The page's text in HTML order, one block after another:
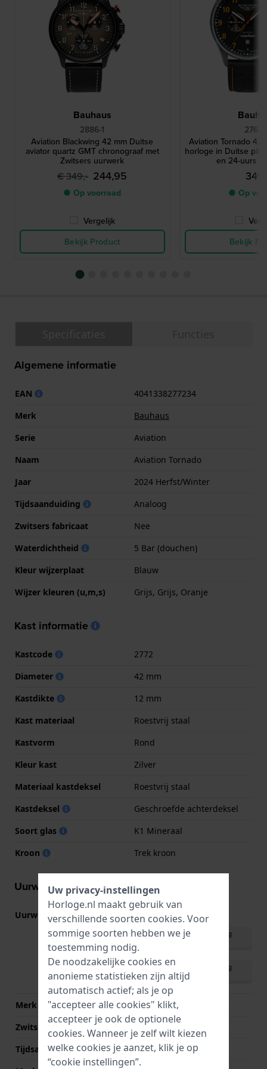
Bauhaus
2886-1
Aviation Blackwing 42 mm Duitse
aviator quartz GMT chronograaf met
Zwitsers uurwerk
€ 349,- 244,95
● Op voorraad
Vergelijk
Bekijk Product
Aviation Tornado 42
horloge in Duitse
en 24-uurs
● Op
Bekijk
Algemene informatie
EAN
4041338277234
Merk
Bauhaus
Serie
Aviation
Naam
Aviation Tornado
Jaar
2024 Herfst/Winter
Tijdsaanduiding
Analoog
Zwitsers fabricaat
Nee
Waterdichtheid
5 Bar (douchen)
Kleur wijzerplaat
Blauw
Wijzer kleuren (u,m,s)
Grijs, Grijs, Oranje
Kast informatie
Kastcode
2772
Diameter
42 mm
Kastdikte
12 mm
Kast materiaal
Roestvrij staal
Kastvorm
Rond
Kleur kast
Zilver
Materiaal kastdeksel
Roestvrij staal
Kastdeksel
Geschroefde achterdeksel
Soort glas
K1 Mineraal
Kroon
Trek kroon
Uurwerk informatie
Uurwerk nr. 6S21( Bekijk specificaties
Download handleiding
Download handleiding
(meertalig)
Merk uurwerk
Miyota
Zwitsers uurwerk
Nee
Tijdsaanduiding
Analoog
Uw privacy-instellingen
Horloge.nl maakt gebruik van
verschillende soorten cookies. Voor
sommige soorten hebben we je
toestemming nodig.
De noodzakelijke cookies en
anonieme statistieken zijn altijd
automatisch actief; als je op
"accepteer alle cookies" klikt,
accepteer je ook de optionele
cookies. Wanneer je zelf wilt kiezen
welke cookies je aanzet, klik je op
“cookie instellingen”.